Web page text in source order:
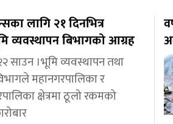
लागि २१ दिनभित्र
बिभागको आग्रह
साउन ।भूमि व्यवस्थापन तथा
महानगरपालिका र
क्षेत्रमा ठूलो रकमको